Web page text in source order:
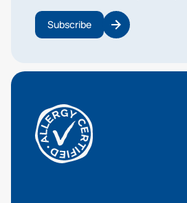
Subscribe